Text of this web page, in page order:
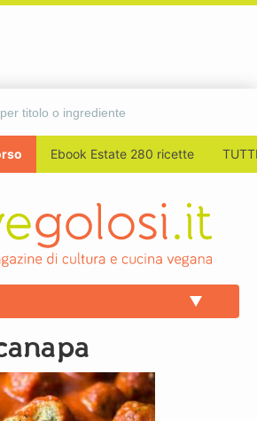
Ebook Estate 280 ricette